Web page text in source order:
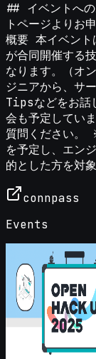
## イベントへ
トページよりお
概要 本イベント
が合同開催する
なります。（オ
ジニアから、サ
Tipsなどをお話
会も予定してい
質問ください。
を予定し、エン
的とした方を対
connpass
Events